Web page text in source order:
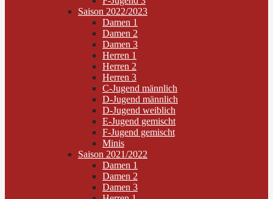
Saison 2022/2023
Damen 1
Damen 2
Damen 3
Herren 1
Herren 2
Herren 3
C-Jugend männlich
D-Jugend männlich
D-Jugend weiblich
E-Jugend gemischt
F-Jugend gemischt
Minis
Saison 2021/2022
Damen 1
Damen 2
Damen 3